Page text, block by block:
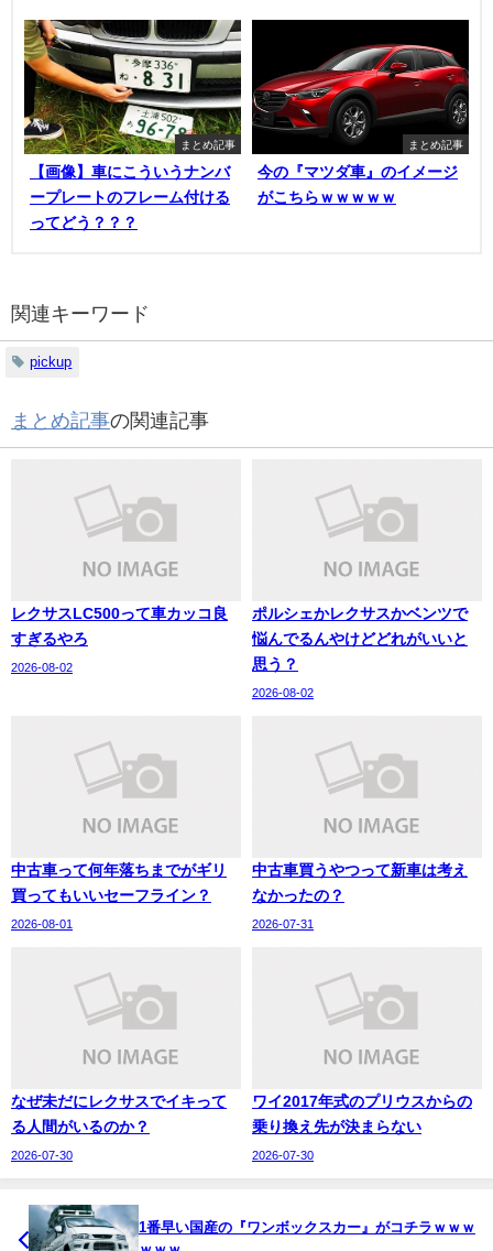
まとめ記事
【画像】車にこういうナンバ
ープレートのフレーム付ける
ってどう？？？
まとめ記事
今の『マツダ車』のイメージ
がこちらｗｗｗｗｗ
関連キーワード
pickup
まとめ記事の関連記事
レクサスLC500って車カッコ良
すぎるやろ
2026-08-02
ポルシェかレクサスかベンツで
悩んでるんやけどどれがいいと
思う？
2026-08-02
中古車って何年落ちまでがギリ
買ってもいいセーフライン？
2026-08-01
中古車買うやつって新車は考え
なかったの？
2026-07-31
なぜ未だにレクサスでイキって
る人間がいるのか？
2026-07-30
ワイ2017年式のプリウスからの
乗り換え先が決まらない
2026-07-30
1番早い国産の『ワンボックスカー』がコチラｗｗｗ